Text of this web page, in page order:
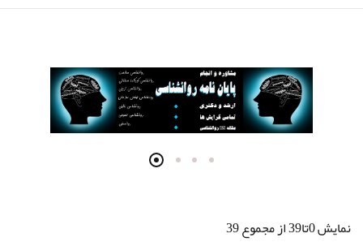
نمایش 0تا39 از مجموع 39